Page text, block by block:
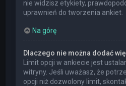
nie widzisz etykiety,
uprawnień do tworzenia ankiet.
Na górę
Dlaczego nie można dodać
Limit opcji w ankiecie jest
witryny. Jeśli uważasz, że
opcji niż dozwolony limit,